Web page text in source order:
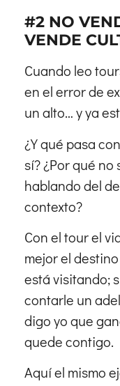
#2 NO
VENDE
Cuando leo
en el error de
un alto… y ya
¿Y qué pasa
sí? ¿Por qué
hablando del
contexto?
Con el tour el
mejor el
está visitando;
contarle un
digo yo que
quede contigo.
Aquí el mismo